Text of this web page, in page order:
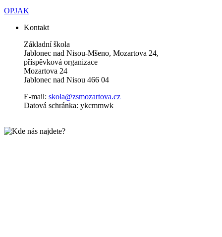
OPJAK
Kontakt
Základní škola
Jablonec nad Nisou-Mšeno, Mozartova 24,
příspěvková organizace
Mozartova 24
Jablonec nad Nisou 466 04
E-mail: skola@zsmozartova.cz
Datová schránka: ykcmmwk